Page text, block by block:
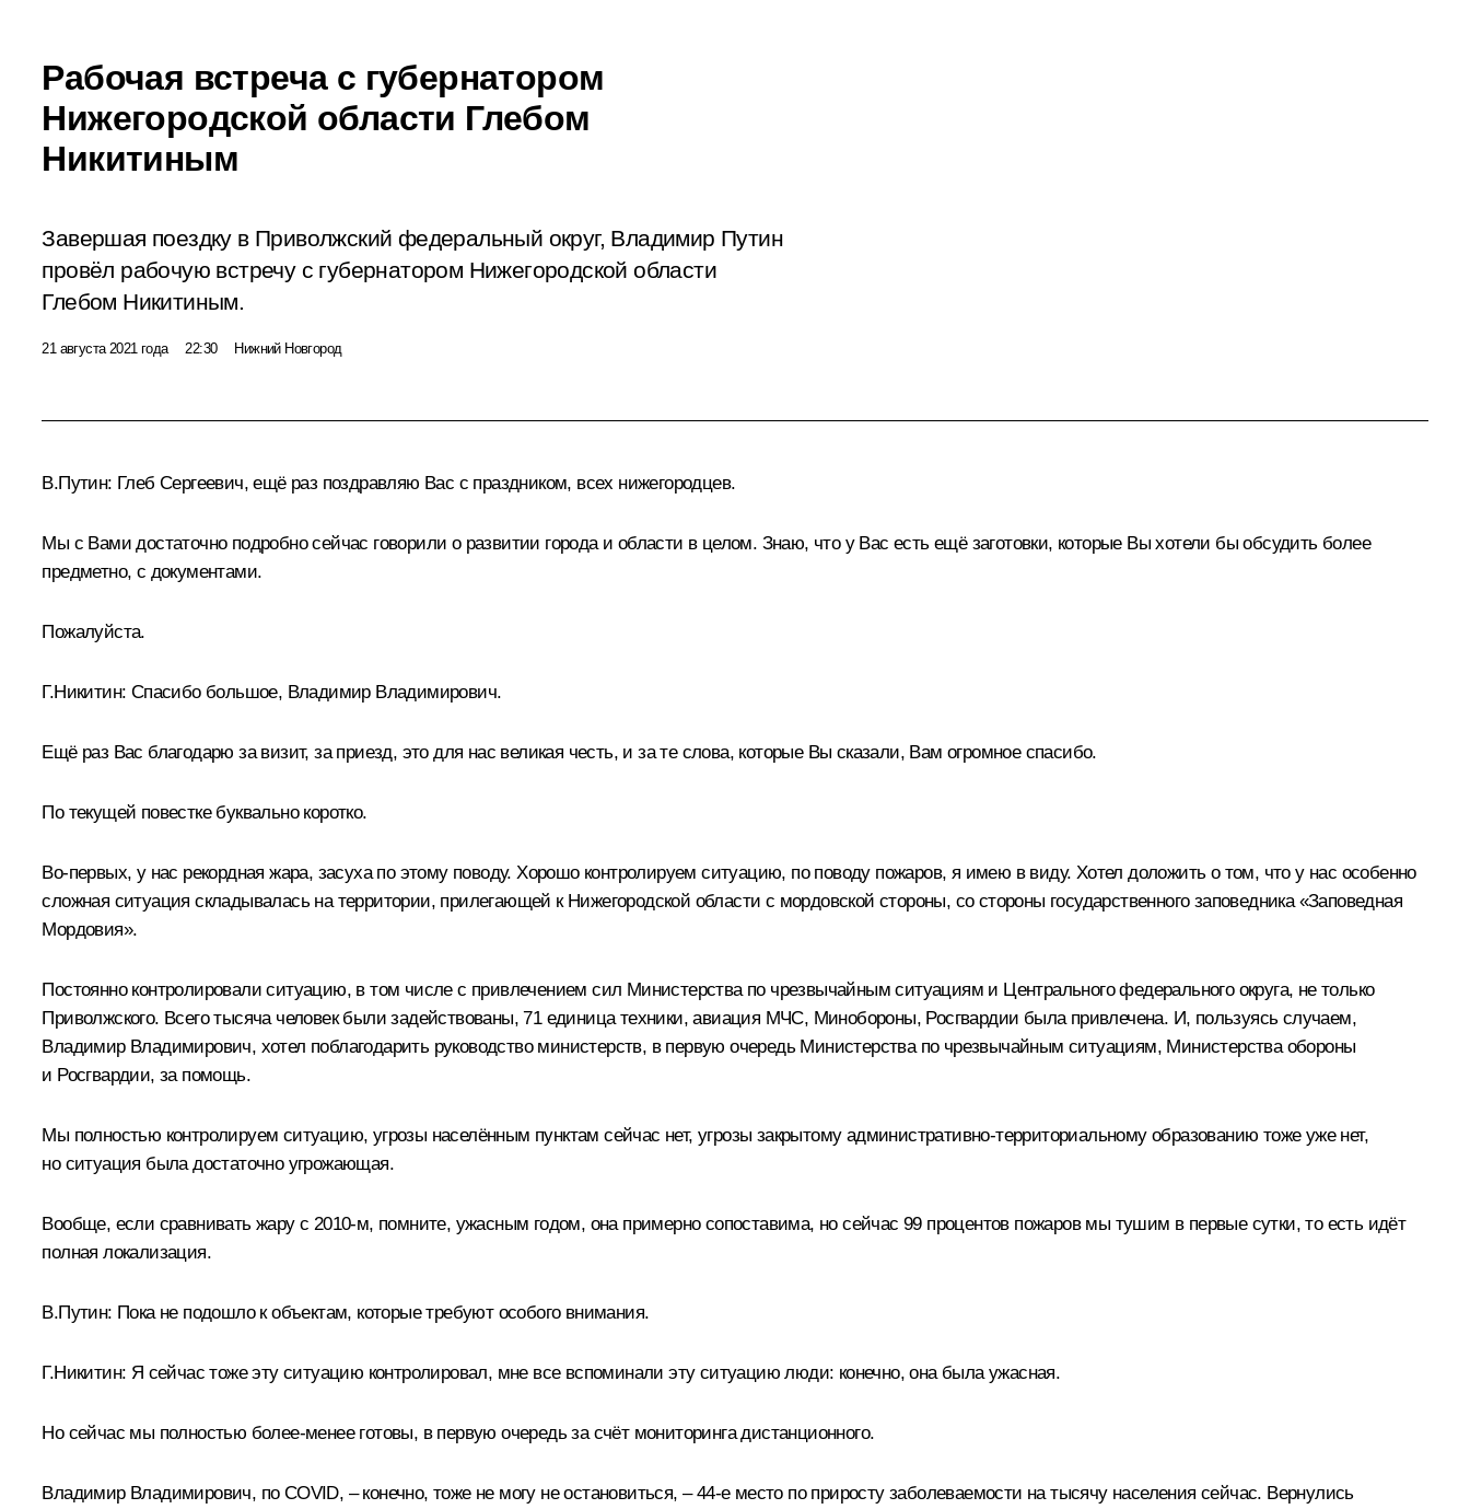
Рабочая встреча с губернатором
Нижегородской области Глебом
Никитиным
Завершая поездку в Приволжский федеральный округ, Владимир Путин
провёл рабочую встречу с губернатором Нижегородской области
Глебом Никитиным.
21 августа 2021 года 22:30 Нижний Новгород
В.Путин: Глеб Сергеевич, ещё раз поздравляю Вас с праздником, всех нижегородцев.
Мы с Вами достаточно подробно сейчас говорили о развитии города и области в целом. Знаю, что у Вас есть ещё заготовки, которые Вы хотели бы обсудить более
предметно, с документами.
Пожалуйста.
Г.Никитин: Спасибо большое, Владимир Владимирович.
Ещё раз Вас благодарю за визит, за приезд, это для нас великая честь, и за те слова, которые Вы сказали, Вам огромное спасибо.
По текущей повестке буквально коротко.
Во-первых, у нас рекордная жара, засуха по этому поводу. Хорошо контролируем ситуацию, по поводу пожаров, я имею в виду. Хотел доложить о том, что у нас особенно
сложная ситуация складывалась на территории, прилегающей к Нижегородской области с мордовской стороны, со стороны государственного заповедника «Заповедная
Мордовия».
Постоянно контролировали ситуацию, в том числе с привлечением сил Министерства по чрезвычайным ситуациям и Центрального федерального округа, не только
Приволжского. Всего тысяча человек были задействованы, 71 единица техники, авиация МЧС, Минобороны, Росгвардии была привлечена. И, пользуясь случаем,
Владимир Владимирович, хотел поблагодарить руководство министерств, в первую очередь Министерства по чрезвычайным ситуациям, Министерства обороны
и Росгвардии, за помощь.
Мы полностью контролируем ситуацию, угрозы населённым пунктам сейчас нет, угрозы закрытому административно-территориальному образованию тоже уже нет,
но ситуация была достаточно угрожающая.
Вообще, если сравнивать жару с 2010-м, помните, ужасным годом, она примерно сопоставима, но сейчас 99 процентов пожаров мы тушим в первые сутки, то есть идёт
полная локализация.
В.Путин: Пока не подошло к объектам, которые требуют особого внимания.
Г.Никитин: Я сейчас тоже эту ситуацию контролировал, мне все вспоминали эту ситуацию люди: конечно, она была ужасная.
Но сейчас мы полностью более-менее готовы, в первую очередь за счёт мониторинга дистанционного.
Владимир Владимирович, по COVID, – конечно, тоже не могу не остановиться, – 44-е место по приросту заболеваемости на тысячу населения сейчас. Вернулись